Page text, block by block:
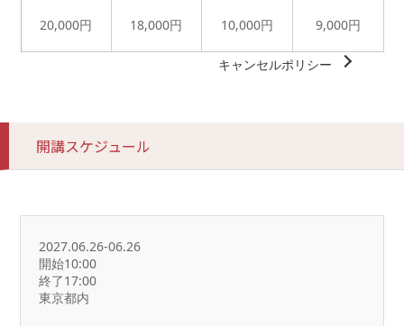
20,000円 18,000円 10,000円 9,000円
キャンセルポリシー
開講スケジュール
2027.06.26-06.26
開始10:00
終了17:00
東京都内